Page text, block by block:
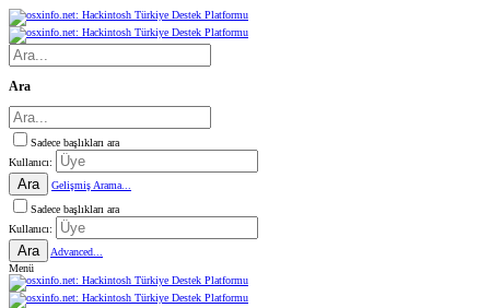
Ara
Sadece başlıkları ara
Kullanıcı:
Ara
Gelişmiş Arama...
Sadece başlıkları ara
Kullanıcı:
Ara
Advanced...
Menü